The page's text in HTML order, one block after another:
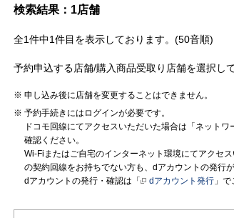
検索結果：1店舗
全1件中1件目を表示しております。(50音順)
予約申込する店舗/購入商品受取り店舗を選択し
申し込み後に店舗を変更することはできません。
予約手続きにはログインが必要です。
ドコモ回線にてアクセスいただいた場合は「ネット
確認ください。
Wi-Fiまたはご自宅のインターネット環境にてアクセ
の契約回線をお持ちでない方も、dアカウントの発行が
dアカウントの発行・確認は「
dアカウント発行 」